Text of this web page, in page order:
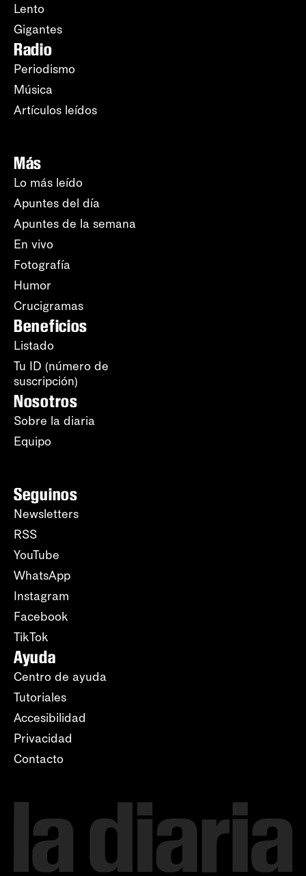
Lento
Gigantes
Radio
Periodismo
Música
Artículos leídos
Más
Lo más leído
Apuntes del día
Apuntes de la semana
En vivo
Fotografía
Humor
Crucigramas
Beneficios
Listado
Tu ID (número de
suscripción)
Nosotros
Sobre la diaria
Equipo
Seguinos
Newsletters
RSS
YouTube
WhatsApp
Instagram
Facebook
TikTok
Ayuda
Centro de ayuda
Tutoriales
Accesibilidad
Privacidad
Contacto